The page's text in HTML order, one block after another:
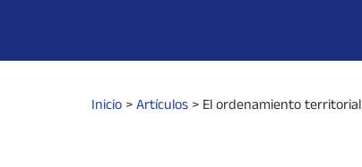
Inicio>Artículos>El ordenamiento